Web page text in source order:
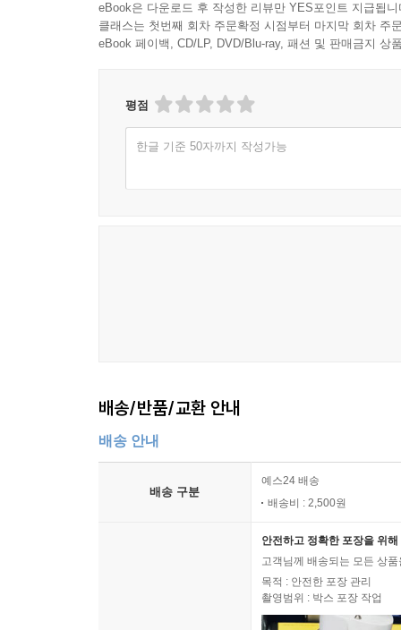
오래가고 깊은 울림을 줍니다.
인지와 사유에서 오는 즐거움을 얻을 수 있는 가장
하지만 어르신들도 책을 읽음으로써 얻을 수
다가가기 위한 책들이 지성사에서 발간됩니다.
독자들의 의견을 통해 더 좋은 책들을 제작하고
eBook은 다운로드 후 작성한 리뷰만 YES포인트 지급됩니
클래스는 첫번째 회차 주문확정 시점부터 마지막 회차 주
eBook 페이백, CD/LP, DVD/Blu-ray, 패션 및 판매금지 상
평점
한글 기준 50자까지 작성가능
배송/반품/교환 안내
배송 안내
배송 구분
예스24 배송
배송비 : 2,500원
안전하고 정확한 포장을 위
고객님께 배송되는 모든 상
목적 : 안전한 포장 관리
촬영범위 : 박스 포장 작업